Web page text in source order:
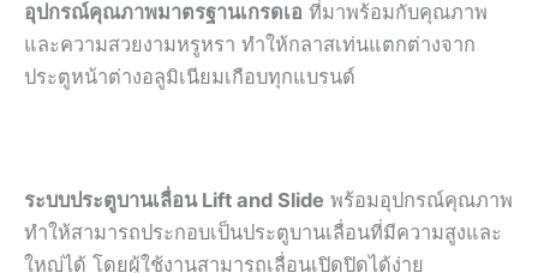
อุปกรณ์คุณภาพมาตรฐานเกรดเอ ที่มาพร้อมกับคุณภาพ
และความสวยงามหรูหรา ทำให้กลาสเท่นแตกต่างจาก
ประตูหน้าต่างอลูมิเนียมเกือบทุกแบรนด์
ระบบประตูบานเลื่อน Lift and Slide พร้อมอุปกรณ์คุณภาพ
ทำให้สามารถประกอบเป็นประตูบานเลื่อนที่มีความสูงและ
ใหญ่ได้ โดยผู้ใช้งานสามารถเลื่อนเปิดปิดได้ง่าย